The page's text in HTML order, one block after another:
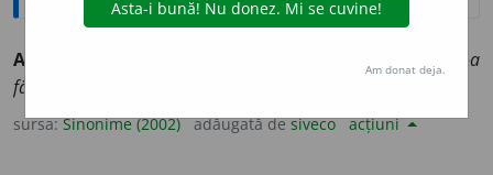
ANGAJ
(~ lui s-a
făcut pe loc.)
sursa:Sinonime (2002) adăugată desiveco acțiuni
Am donat deja.